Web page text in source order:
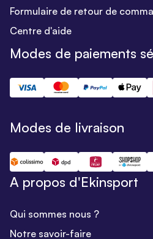
Formulaire de retour de
Centre d'aide
Modes de paiements
Modes de livraison
A propos d'Ekinsport
Qui sommes nous ?
Notre savoir-faire